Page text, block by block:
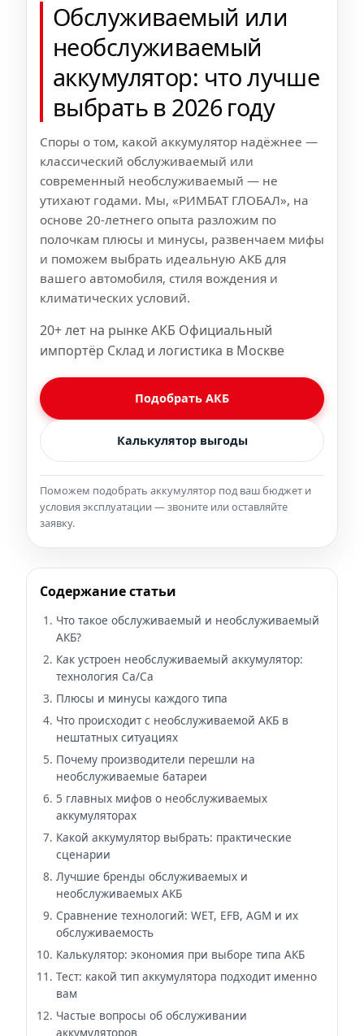
Обслуживаемый или
необслуживаемый
аккумулятор: что лучше
выбрать в 2026 году
Споры о том, какой аккумулятор надёжнее —
классический обслуживаемый или
современный необслуживаемый — не
утихают годами. Мы, «РИМБАТ ГЛОБАЛ», на
основе 20-летнего опыта разложим по
полочкам плюсы и минусы, развенчаем мифы
и поможем выбрать идеальную АКБ для
вашего автомобиля, стиля вождения и
климатических условий.
20+ лет на рынке АКБ Официальный
импортёр Склад и логистика в Москве
Подобрать АКБ
Калькулятор выгоды
Поможем подобрать аккумулятор под ваш бюджет и
условия эксплуатации — звоните или оставляйте
заявку.
Содержание статьи
Что такое обслуживаемый и необслуживаемый
АКБ?
Как устроен необслуживаемый аккумулятор:
технология Ca/Ca
Плюсы и минусы каждого типа
Что происходит с необслуживаемой АКБ в
нештатных ситуациях
Почему производители перешли на
необслуживаемые батареи
5 главных мифов о необслуживаемых
аккумуляторах
Какой аккумулятор выбрать: практические
сценарии
Лучшие бренды обслуживаемых и
необслуживаемых АКБ
Сравнение технологий: WET, EFB, AGM и их
обслуживаемость
Калькулятор: экономия при выборе типа АКБ
Тест: какой тип аккумулятора подходит именно
вам
Частые вопросы об обслуживании
аккумуляторов